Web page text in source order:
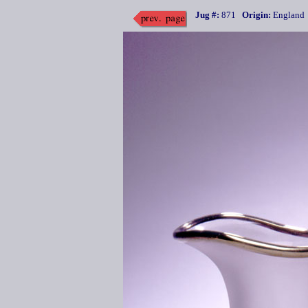
Jug #: 871 Origin: